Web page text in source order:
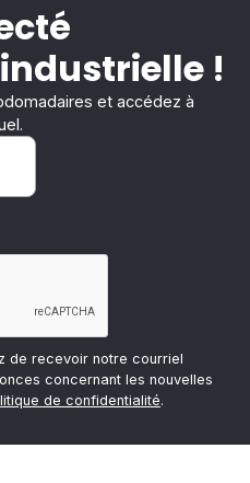
!
et accédez à
de recevoir notre courriel
concernant les nouvelles
de confidentialité.